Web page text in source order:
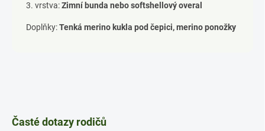
3. vrstva:Zimní bunda nebo softshellový overal
Doplňky:Tenká merino kukla pod čepici, merino ponožky
Časté dotazy rodičů